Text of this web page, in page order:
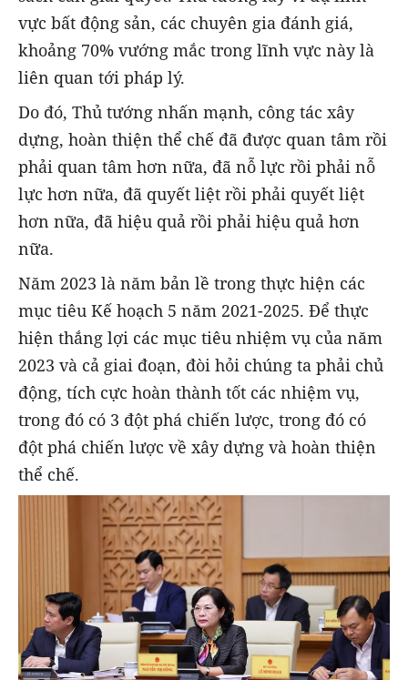
vực bất động sản, các chuyên gia đánh giá,
khoảng 70% vướng mắc trong lĩnh vực này là
liên quan tới pháp lý.
Do đó, Thủ tướng nhấn mạnh, công tác xây
dựng, hoàn thiện thể chế đã được quan tâm rồi
phải quan tâm hơn nữa, đã nỗ lực rồi phải nỗ
lực hơn nữa, đã quyết liệt rồi phải quyết liệt
hơn nữa, đã hiệu quả rồi phải hiệu quả hơn
nữa.
Năm 2023 là năm bản lề trong thực hiện các
mục tiêu Kế hoạch 5 năm 2021-2025. Để thực
hiện thắng lợi các mục tiêu nhiệm vụ của năm
2023 và cả giai đoạn, đòi hỏi chúng ta phải chủ
động, tích cực hoàn thành tốt các nhiệm vụ,
trong đó có 3 đột phá chiến lược, trong đó có
đột phá chiến lược về xây dựng và hoàn thiện
thể chế.